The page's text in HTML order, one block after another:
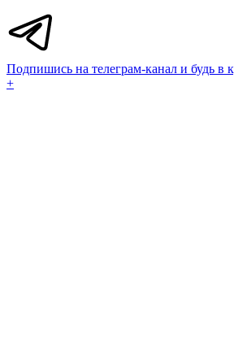
Подпишись на телеграм-канал и будь в
+